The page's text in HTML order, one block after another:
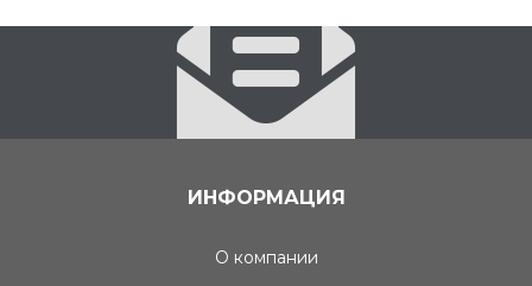
ИНФОРМАЦИЯ
О компании